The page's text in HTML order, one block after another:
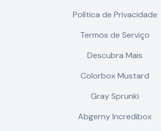
Política de Privacidade
Termos de Serviço
Descubra Mais
Colorbox Mustard
Gray Sprunki
Abgerny Incredibox